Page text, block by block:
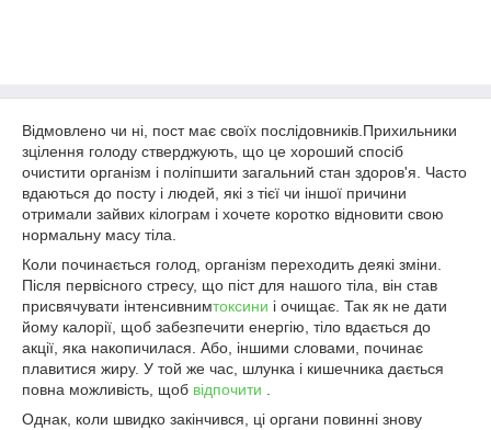
Відмовлено чи ні, пост має своїх послідовників.Прихильники
зцілення голоду стверджують, що це хороший спосіб
очистити організм і поліпшити загальний стан здоров'я. Часто
вдаються до посту і людей, які з тієї чи іншої причини
отримали зайвих кілограм і хочете коротко відновити свою
нормальну масу тіла.
Коли починається голод, організм переходить деякі зміни.
Після первісного стресу, що піст для нашого тіла, він став
присвячувати інтенсивнимтоксини і очищає. Так як не дати
йому калорії, щоб забезпечити енергію, тіло вдається до
акції, яка накопичилася. Або, іншими словами, починає
плавитися жиру. У той же час, шлунка і кишечника дається
повна можливість, щоб відпочити
Однак, коли швидко закінчився, ці органи повинні знову